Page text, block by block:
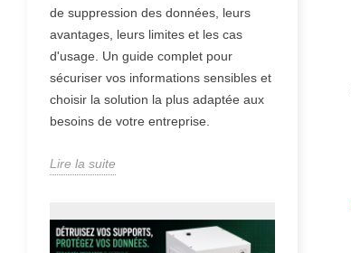
de suppression des données, leurs
avantages, leurs limites et les cas
d'usage. Un guide complet pour
sécuriser vos informations sensibles et
choisir la solution la plus adaptée aux
besoins de votre entreprise.
Lire la suite